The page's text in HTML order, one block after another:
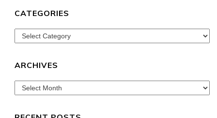
CATEGORIES
Categories
ARCHIVES
Archives